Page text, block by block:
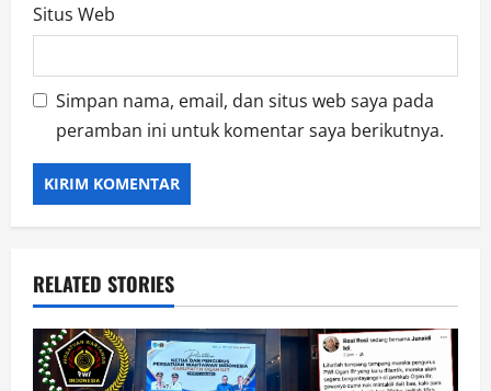
Situs Web
Simpan nama, email, dan situs web saya pada
peramban ini untuk komentar saya berikutnya.
RELATED STORIES